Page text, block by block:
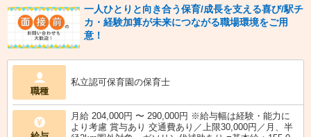
一人ひとりと向き合う保育/成長を支える喜び/駅チ
カ・経験加算が未来につながる職場環境をご用
意！
職種
私立認可保育園の保育士
月給 204,000円 〜 290,000円 ※給与幅は経験・能力に
より考慮 賞与あり 交通費あり／上限30,000円／月、半